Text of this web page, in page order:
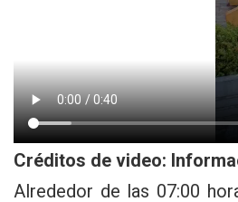
Créditos de video:
Alrededor de las 07:00